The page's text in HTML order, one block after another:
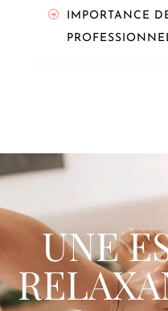
IMPORTANCE
UNE